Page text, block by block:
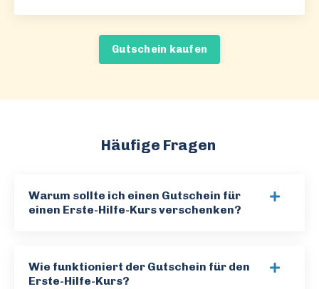
Gutschein kaufen
Häufige Fragen
Warum sollte ich einen Gutschein für
einen Erste-Hilfe-Kurs verschenken?
Wie funktioniert der Gutschein für den
Erste-Hilfe-Kurs?